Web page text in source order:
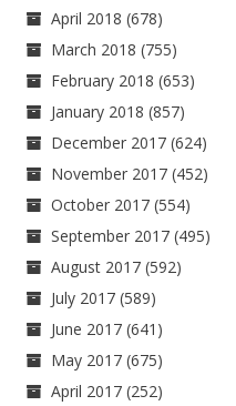
April 2018 (678)
March 2018 (755)
February 2018 (653)
January 2018 (857)
December 2017 (624)
November 2017 (452)
October 2017 (554)
September 2017 (495)
August 2017 (592)
July 2017 (589)
June 2017 (641)
May 2017 (675)
April 2017 (252)